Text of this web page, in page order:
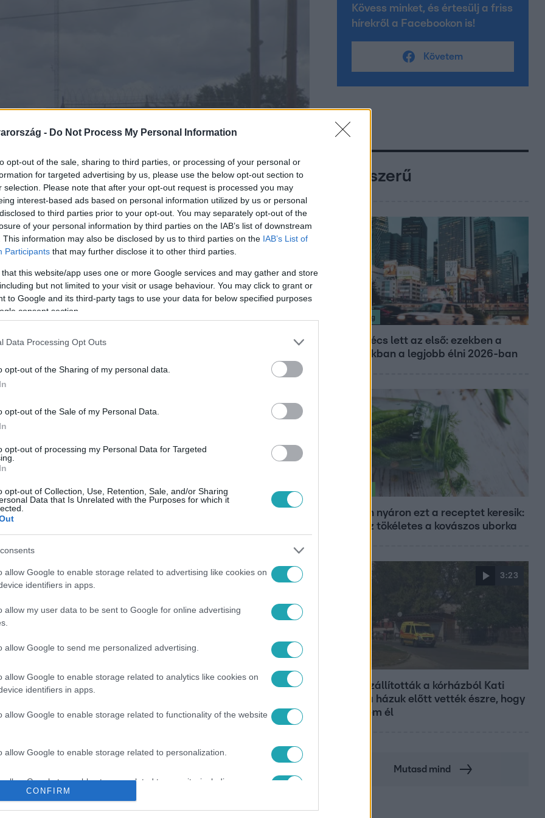
- Do Not Process My Personal Information
opt-out of the sale, sharing to third parties, or processing of your personal or
for targeted advertising by us, please use the below opt-out section to
selection. Please note that after your opt-out request is processed you may
interest-based ads based on personal information utilized by us or personal
to third parties prior to your opt-out. You may separately opt-out of the
of your personal information by third parties on the IAB’s list of downstream
This information may also be disclosed by us to third parties on the IAB’s List of
Participants that may further disclose it to other third parties.
that this website/app uses one or more Google services and may gather and store
but not limited to your visit or usage behaviour. You may click to grant or
to Google and its third-party tags to use your data for below specified purposes
consent section.
Data Processing Opt Outs
opt-out of the Sharing of my personal data.
opt-out of the Sale of my Personal Data.
opt-out of processing my Personal Data for Targeted
opt-out of Collection, Use, Retention, Sale, and/or Sharing
Data that Is Unrelated with the Purposes for which it
allow Google to enable storage related to advertising like cookies on
identifiers in apps.
allow my user data to be sent to Google for online advertising
allow Google to send me personalized advertising.
allow Google to enable storage related to analytics like cookies on
identifiers in apps.
allow Google to enable storage related to functionality of the website
allow Google to enable storage related to personalization.
allow Google to enable storage related to security, including
functionality and fraud prevention, and other user protection.
CONFIRM
terhességet. Így akarta
vele.
legyen a Google-találatokban!
Kövess minket, és értesülj a friss
hírekről a Facebookon is!
Követem
Népszerű
Nagyvilág
Nem Bécs lett az első: ezekben a
városokban a legjobb élni 2026-ban
Minden nyáron ezt a receptet keresik:
így lesz tökéletes a kovászos uborka
3:23
Hazaszállították a kórházból Kati
nénit, a házuk előtt vették észre, hogy
már nem él
Mutasd mind